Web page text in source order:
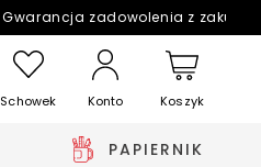
Gwarancja zadowolenia z
Schowek Konto Koszyk
PAPIERNIK